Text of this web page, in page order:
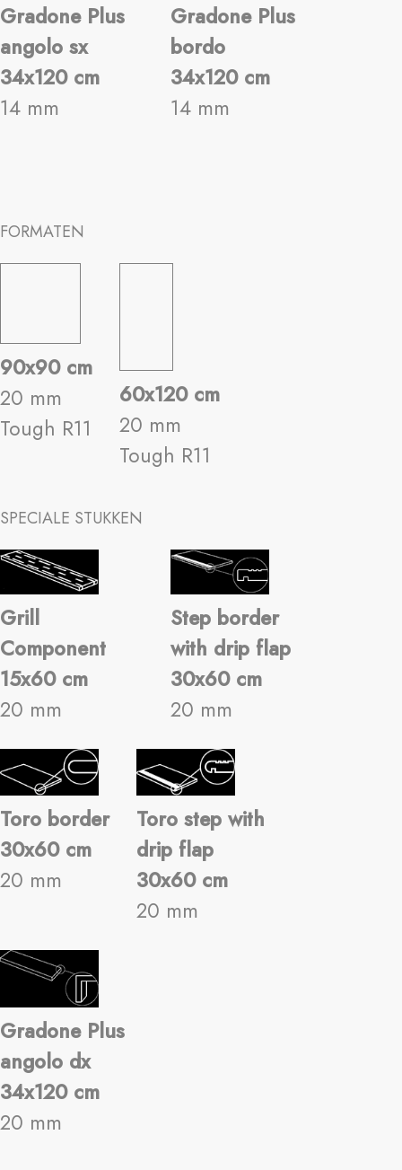
Gradone Plus
angolo sx
34x120 cm
14 mm
Gradone Plus
bordo
34x120 cm
14 mm
FORMATEN
90x90 cm
20 mm
Tough R11
60x120 cm
20 mm
Tough R11
SPECIALE STUKKEN
Grill
Component
15x60 cm
20 mm
Step border
with drip flap
30x60 cm
20 mm
Toro border
30x60 cm
20 mm
Toro step with
drip flap
30x60 cm
20 mm
Gradone Plus
angolo dx
34x120 cm
20 mm